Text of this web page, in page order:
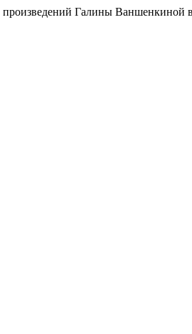
произведений Галины